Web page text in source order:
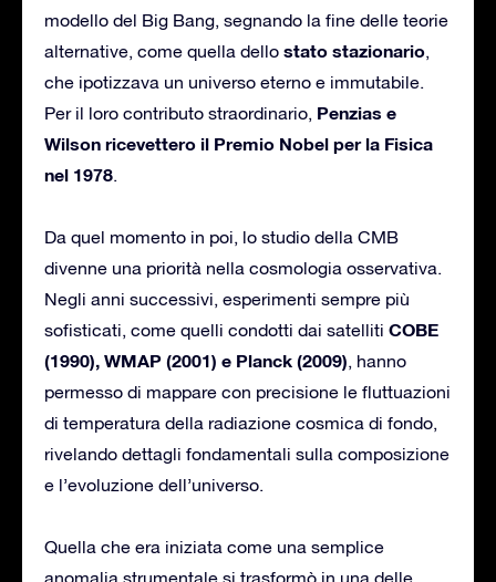
modello del Big Bang, segnando la fine delle teorie
alternative, come quella dello stato stazionario,
che ipotizzava un universo eterno e immutabile.
Per il loro contributo straordinario, Penzias e
Wilson ricevettero il Premio Nobel per la Fisica
nel 1978.
Da quel momento in poi, lo studio della CMB
divenne una priorità nella cosmologia osservativa.
Negli anni successivi, esperimenti sempre più
sofisticati, come quelli condotti dai satelliti COBE
(1990), WMAP (2001) e Planck (2009), hanno
permesso di mappare con precisione le fluttuazioni
di temperatura della radiazione cosmica di fondo,
rivelando dettagli fondamentali sulla composizione
e l’evoluzione dell’universo.
Quella che era iniziata come una semplice
anomalia strumentale si trasformò in una delle